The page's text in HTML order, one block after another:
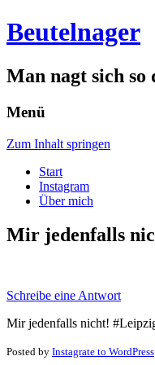
Beutelnager
Man nagt sich
Menü
Zum Inhalt springen
Start
Instagram
Über mich
Mir jedenfalls
Schreibe eine Antwort
Mir jedenfalls nicht!
Posted by Instagrate to WordPress